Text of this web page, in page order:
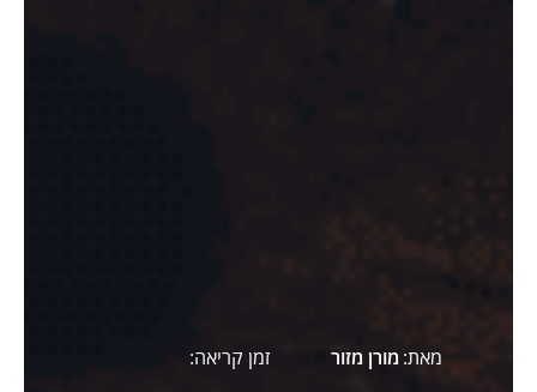
מאת: מורן מזור זמן קריאה: